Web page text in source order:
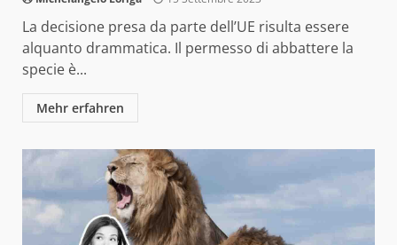
La decisione presa da parte dell’UE risulta essere
alquanto drammatica. Il permesso di abbattere la
specie è...
Mehr erfahren